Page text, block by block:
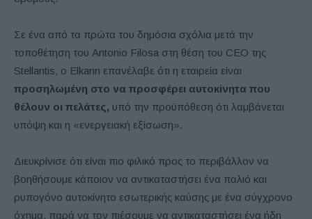
Σε ένα από τα πρώτα του δημόσια σχόλια μετά την
τοποθέτηση του Antonio Filosa στη θέση του CEO της
Stellantis, ο Elkann επανέλαβε ότι η εταιρεία είναι
προσηλωμένη στο να προσφέρει αυτοκίνητα που
θέλουν οι πελάτες, υπό την προϋπόθεση ότι λαμβάνεται
υπόψη και η «ενεργειακή εξίσωση».
Διευκρίνισε ότι είναι πιο φιλικό προς το περιβάλλον να
βοηθήσουμε κάποιον να αντικαταστήσει ένα παλιό και
ρυπογόνο αυτοκίνητο εσωτερικής καύσης με ένα σύγχρονο
όχημα, παρά να τον πιέσουμε να αντικαταστήσει ένα ήδη